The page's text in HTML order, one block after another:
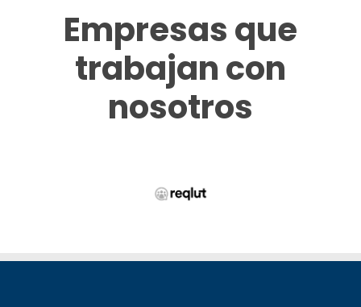
Empresas que
trabajan con
nosotros